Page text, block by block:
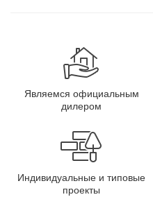
Являемся официальным
дилером
Индивидуальные и типовые
проекты